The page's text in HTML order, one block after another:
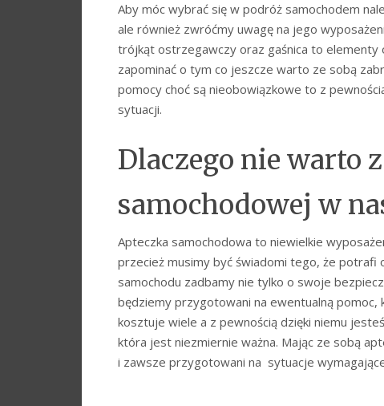
Aby móc wybrać się w podróż samochodem
ale również zwróćmy uwagę na jego
trójkąt ostrzegawczy oraz gaśnica to elementy
zapominać o tym co jeszcze warto ze sobą
pomocy choć są nieobowiązkowe to z
sytuacji.
Dlaczego nie warto
samochodowej w
Apteczka samochodowa to niewielkie
przecież musimy być świadomi tego, że potrafi
samochodu zadbamy nie tylko o swoje
będziemy przygotowani na ewentualną
kosztuje wiele a z pewnością dzięki niemu
która jest niezmiernie ważna. Mając ze sobą
i zawsze przygotowani na sytuacje